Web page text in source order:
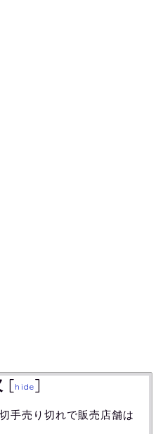
[hide]
手売り切れで販売店舗は